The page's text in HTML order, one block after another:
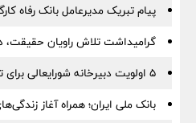
پیام تبریک مدیرعامل بانک رفاه
گرامیداشت تلاش راویان حقیقت،
5 اولویت دبیرخانه شورایعالی برای تحول در مناطق آزاد
بانک ملی ایران؛ همراه آغاز